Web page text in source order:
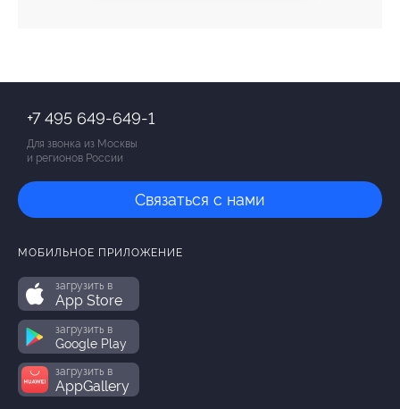
+7 495 649-649-1
Для звонка из Москвы
и регионов России
Связаться с нами
МОБИЛЬНОЕ ПРИЛОЖЕНИЕ
загрузить в
App Store
загрузить в
Google Play
загрузить в
AppGallery